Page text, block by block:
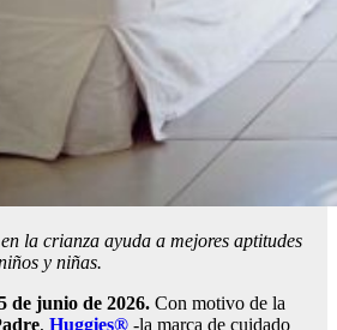
la crianza ayuda a mejores aptitudes
y niñas.
de junio de 2026. Con motivo de la
, Huggies® -la marca de cuidado